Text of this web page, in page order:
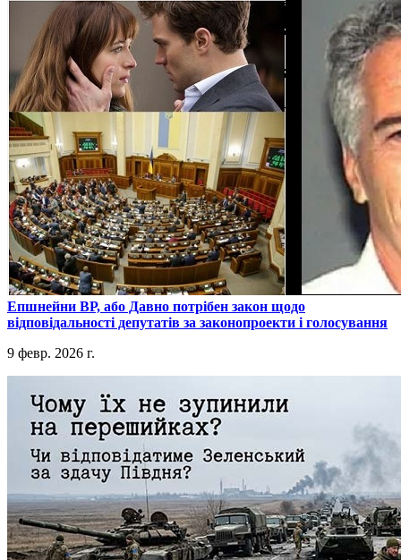
​Епшнейни ВР, або Давно потрібен закон щодо
відповідальності депутатів за законопроекти і голосування
9 февр. 2026 г.